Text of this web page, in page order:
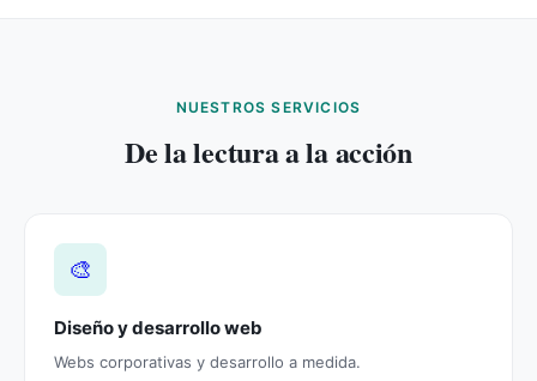
NUESTROS SERVICIOS
De la lectura a la acción
🎨
Diseño y desarrollo web
Webs corporativas y desarrollo a medida.